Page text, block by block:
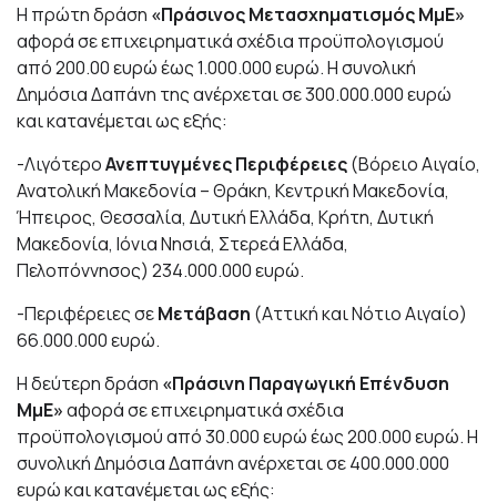
Η πρώτη δράση «Πράσινος Μετασχηματισμός ΜμΕ»
αφορά σε επιχειρηματικά σχέδια προϋπολογισμού
από 200.00 ευρώ έως 1.000.000 ευρώ. Η συνολική
Δημόσια Δαπάνη της ανέρχεται σε 300.000.000 ευρώ
και κατανέμεται ως εξής:
-ΛιγότεροΑνεπτυγμένες Περιφέρειες(Βόρειο Αιγαίο,
Ανατολική Μακεδονία – Θράκη, Κεντρική Μακεδονία,
Ήπειρος, Θεσσαλία, Δυτική Ελλάδα, Κρήτη, Δυτική
Μακεδονία, Ιόνια Νησιά, Στερεά Ελλάδα,
Πελοπόννησος) 234.000.000 ευρώ.
-Περιφέρειες σεΜετάβαση (Αττική και Νότιο Αιγαίο)
66.000.000 ευρώ.
Η δεύτερη δράση «Πράσινη Παραγωγική Επένδυση
ΜμΕ»αφορά σε επιχειρηματικά σχέδια
προϋπολογισμού από 30.000 ευρώ έως 200.000 ευρώ. Η
συνολική Δημόσια Δαπάνη ανέρχεται σε 400.000.000
ευρώ και κατανέμεται ως εξής: